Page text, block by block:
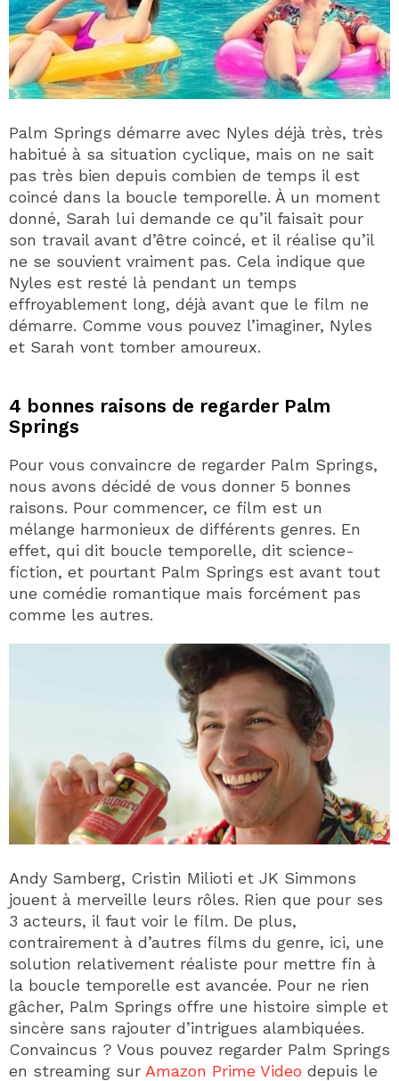
Palm Springs démarre avec Nyles déjà très, très
habitué à sa situation cyclique, mais on ne sait
pas très bien depuis combien de temps il est
coincé dans la boucle temporelle. À un moment
donné, Sarah lui demande ce qu’il faisait pour
son travail avant d’être coincé, et il réalise qu’il
ne se souvient vraiment pas. Cela indique que
Nyles est resté là pendant un temps
effroyablement long, déjà avant que le film ne
démarre. Comme vous pouvez l’imaginer, Nyles
et Sarah vont tomber amoureux.
4 bonnes raisons de regarder Palm
Springs
Pour vous convaincre de regarder Palm Springs,
nous avons décidé de vous donner 5 bonnes
raisons. Pour commencer, ce film est un
mélange harmonieux de différents genres. En
effet, qui dit boucle temporelle, dit science-
fiction, et pourtant Palm Springs est avant tout
une comédie romantique mais forcément pas
comme les autres.
Andy Samberg, Cristin Milioti et JK Simmons
jouent à merveille leurs rôles. Rien que pour ses
3 acteurs, il faut voir le film. De plus,
contrairement à d’autres films du genre, ici, une
solution relativement réaliste pour mettre fin à
la boucle temporelle est avancée. Pour ne rien
gâcher, Palm Springs offre une histoire simple et
sincère sans rajouter d’intrigues alambiquées.
Convaincus ? Vous pouvez regarder Palm Springs
en streaming sur Amazon Prime Video depuis le